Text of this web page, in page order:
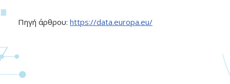
Πηγή άρθρου: https://data.europa.eu/